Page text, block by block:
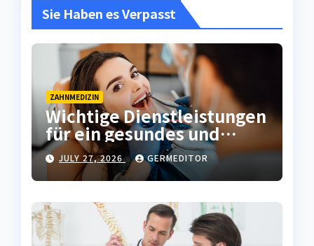
Sie Haben es Verpasst
ZAHNMEDIZIN
Wichtige Dienstleistungen
für ein gesundes und
attraktives Lächeln
JULY 27, 2026 GERMEDITOR